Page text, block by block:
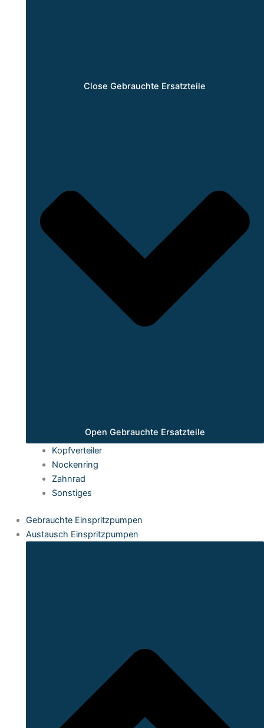
Close Gebrauchte Ersatzteile
Open Gebrauchte Ersatzteile
Kopfverteiler
Nockenring
Zahnrad
Sonstiges
Gebrauchte Einspritzpumpen
Austausch Einspritzpumpen